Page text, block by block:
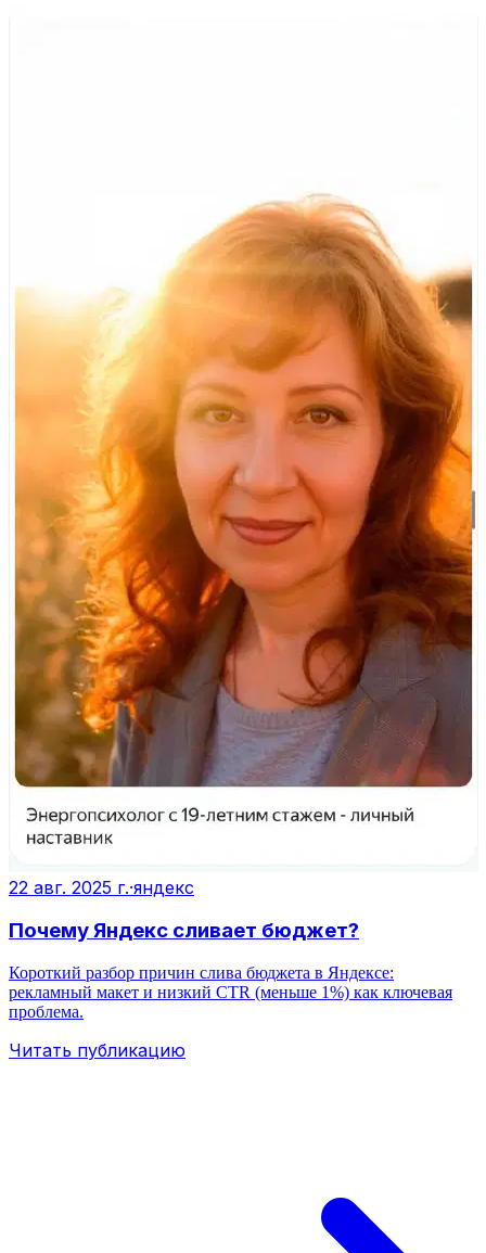
22 авг. 2025 г.·яндекс
Почему Яндекс сливает бюджет?
Короткий разбор причин слива бюджета в Яндексе:
рекламный макет и низкий CTR (меньше 1%) как ключевая
проблема.
Читать публикацию